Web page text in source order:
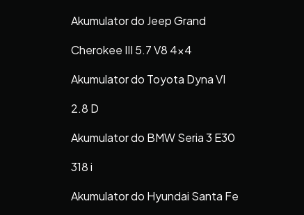
Akumulator do Jeep Grand
Cherokee III 5.7 V8 4×4
Akumulator do Toyota Dyna VI
2.8 D
Akumulator do BMW Seria 3 E30
318 i
Akumulator do Hyundai Santa Fe